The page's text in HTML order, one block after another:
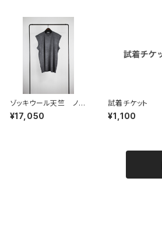
ゾッキウール天竺 ノー
スリーヴＴ
¥17,050
試着チケット
¥1,100